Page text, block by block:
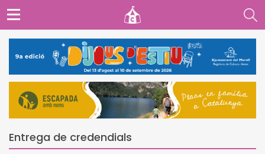
Entrega de credendials